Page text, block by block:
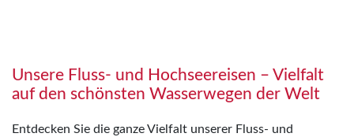
Unsere Fluss- und Hochseereisen – Vielfalt
auf den schönsten Wasserwegen der Welt
Entdecken Sie die ganze Vielfalt unserer Fluss- und